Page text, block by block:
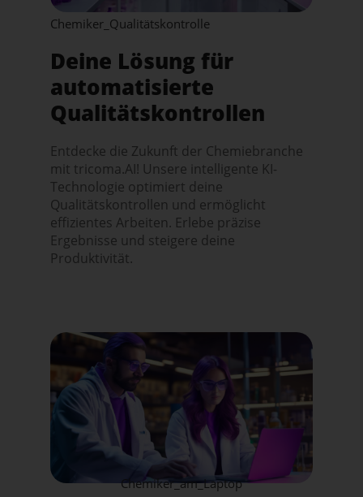
Deine Lösung für
automatisierte
Qualitätskontrollen
Entdecke die Zukunft der Chemiebranche
mit tricoma.AI! Unsere intelligente KI-
Technologie optimiert deine
Qualitätskontrollen und ermöglicht
effizientes Arbeiten. Erlebe präzise
Ergebnisse und steigere deine
Produktivität.
Chemiker_Qualitätskontrolle
Chemiker_am_Laptop